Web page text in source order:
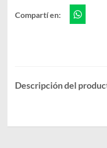
Compartí en:
Descripción del